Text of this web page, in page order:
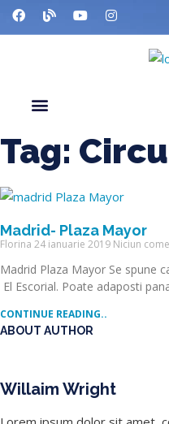
Tag:
Madrid- Plaza Mayor
Florina 24 ianuarie 2019 Niciun
Madrid Plaza Mayor Se spune
El Escorial. Poate adaposti
CONTINUE READING..
ABOUT AUTHOR
Willaim Wright